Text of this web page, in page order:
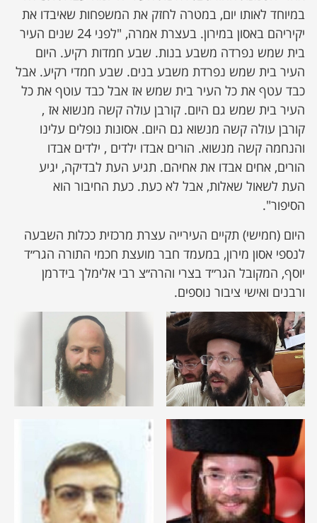
במיוחד לאותו יום, במטרה לחזק את המשפחות שאיבדו את
יקיריהם באסון במירון. בעצרת אמרה, "לפני 24 שנים העיר
בית שמש נפרדה משבע בנות. שבע חמדות רקיע. היום
העיר בית שמש נפרדת משבע בנים. שבע חמדי רקיע. אבל
כבד עטף את כל העיר בית שמש אז אבל כבד עוטף את כל
העיר בית שמש גם היום. קורבן עולה קשה מנשוא אז ,
קורבן עולה קשה מנשוא גם היום. אסונות נופלים עלינו
והנחמה קשה מנשוא. הורים אבדו ילדים , ילדים אבדו
הורים, אחים אבדו את אחיהם. תגיע העת לבדיקה, יגיע
העת לשאול שאלות, אבל לא כעת. כעת החיבור הוא
הסיפור".
היום (חמישי) תקיים העירייה עצרת מרכזית ככלות השבעה
לנספי אסון מירון, במעמד חבר מועצת חכמי התורה הגר״ד
יוסף, המקובל הגר״ד בצרי והרה״צ רבי אלימלך בידרמן
ורבנים ואישי ציבור נוספים.